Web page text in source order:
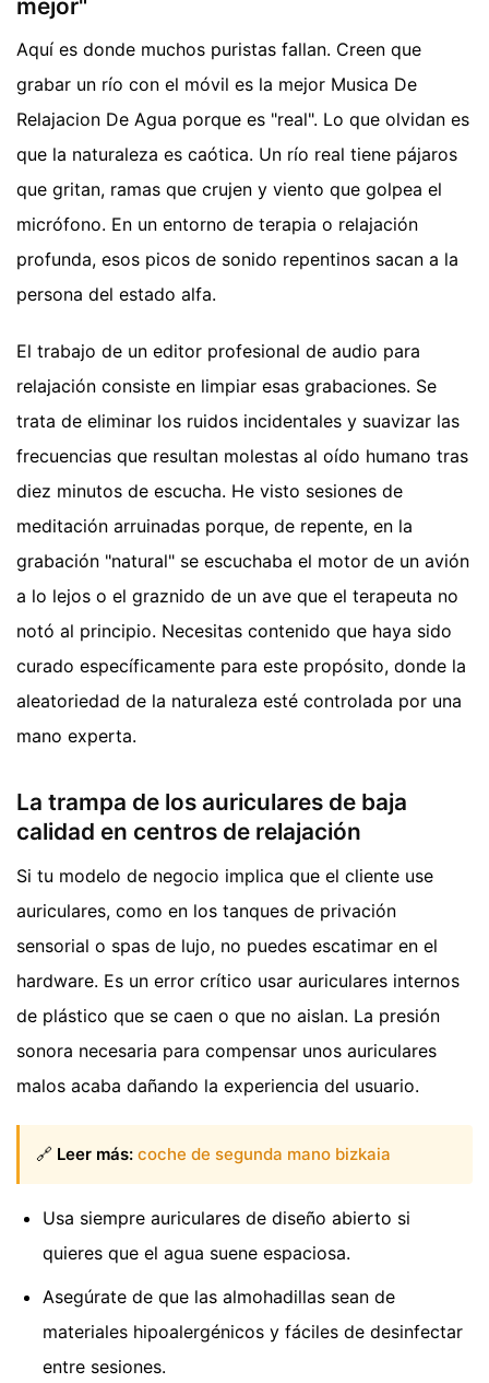
mejor"
Aquí es donde muchos puristas fallan. Creen que
grabar un río con el móvil es la mejor Musica De
Relajacion De Agua porque es "real". Lo que olvidan es
que la naturaleza es caótica. Un río real tiene pájaros
que gritan, ramas que crujen y viento que golpea el
micrófono. En un entorno de terapia o relajación
profunda, esos picos de sonido repentinos sacan a la
persona del estado alfa.
El trabajo de un editor profesional de audio para
relajación consiste en limpiar esas grabaciones. Se
trata de eliminar los ruidos incidentales y suavizar las
frecuencias que resultan molestas al oído humano tras
diez minutos de escucha. He visto sesiones de
meditación arruinadas porque, de repente, en la
grabación "natural" se escuchaba el motor de un avión
a lo lejos o el graznido de un ave que el terapeuta no
notó al principio. Necesitas contenido que haya sido
curado específicamente para este propósito, donde la
aleatoriedad de la naturaleza esté controlada por una
mano experta.
La trampa de los auriculares de baja
calidad en centros de relajación
Si tu modelo de negocio implica que el cliente use
auriculares, como en los tanques de privación
sensorial o spas de lujo, no puedes escatimar en el
hardware. Es un error crítico usar auriculares internos
de plástico que se caen o que no aislan. La presión
sonora necesaria para compensar unos auriculares
malos acaba dañando la experiencia del usuario.
🔗 Leer más: coche de segunda mano bizkaia
Usa siempre auriculares de diseño abierto si
quieres que el agua suene espaciosa.
Asegúrate de que las almohadillas sean de
materiales hipoalergénicos y fáciles de desinfectar
entre sesiones.